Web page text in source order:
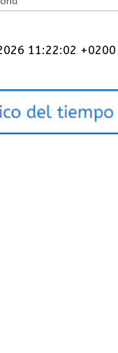
11:22:03 +0200